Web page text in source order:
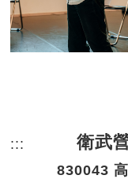
::: 頁尾網站資訊
衛武
830043